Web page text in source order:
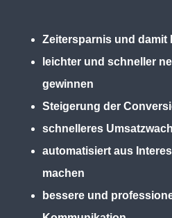
Zeitersparnis und damit
leichter und schneller
gewinnen
Steigerung der
schnelleres
automatisiert aus
machen
bessere und